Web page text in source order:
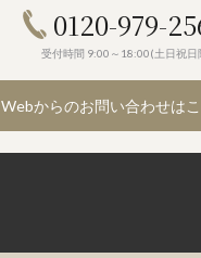
0120-979-
受付時間 9:00～18:00(土日祝日
Webからのお問い合わせは